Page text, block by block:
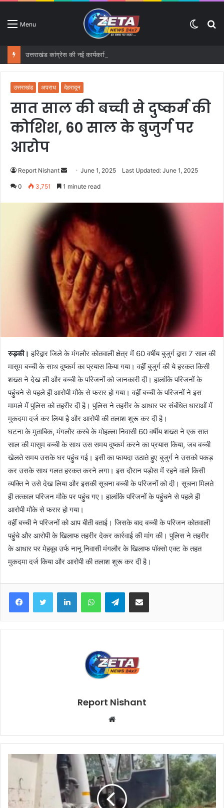
Menu
Switch
उत्तराखंड अपराध देहरादून
सात साल की बच्ची से दुष्कर्म की
कोशिश, 60 साल के बुजुर्ग पर
आरोप
Report Nishant
n
e
m
i
l
June 1, 2025 Last Updated: June 1, 2025
0 3,751 1 minute read
रुड़की। हरिद्वार जिले के मंगलौर कोतवाली क्षेत्र में 60 वर्षीय बुजुर्ग द्वारा 7 साल की
मासूम बच्ची के साथ दुष्कर्म का प्रयास किया गया। वहीं बुजुर्ग की ये हरकत किसी
शख्स ने देख ली और बच्ची के परिजनों को जानकारी दी। हालांकि परिजनों के
पहुंचने से पहले ही आरोपी मौके से फरार हो गया। वहीं बच्ची के परिजनों ने इस
मामले में पुलिस को तहरीर दी है। पुलिस ने तहरीर के आधार पर संबंधित धाराओं में
मुकदमा दर्ज कर लिया है और आरोपी की तलाश शुरू कर दी है।
घटना के मुताबिक, मंगलौर कस्बे के मोहल्ला निवासी 60 वर्षीय शख्स ने एक सात
साल की मासूम बच्ची के साथ उस समय दुष्कर्म करने का प्रयास किया, जब बच्ची
खेलते समय उसके घर पहुंच गई। इसी का फायदा उठाते हुए बुजुर्ग ने उसको पकड़
कर उसके साथ गलत हरकत करने लगा। इस दौरान पड़ोस में रहने वाले किसी
व्यक्ति ने उसे देख लिया और इसकी सूचना बच्ची के परिजनों को दी। सूचना मिलते
ही तत्काल परिजन मौके पर पहुंच गए। हालांकि परिजनों के पहुंचने से पहले ही
आरोपी मौके से फरार हो गया।
वहीं बच्ची ने परिजनों को आप बीती बताई। जिसके बाद बच्ची के परिजन कोतवाली
पहुंचे और आरोपी के खिलाफ तहरीर देकर कार्रवाई की मांग की। पुलिस ने तहरीर
के आधार पर मेहबूब उर्फ नानू निवासी मंगलौर के खिलाफ पॉक्सो एक्ट के तहत
मुकदमा दर्ज किया और आरोपी की तलाश शुरू कर दी है।
Telegram
Report Nishant
b
s
i
t